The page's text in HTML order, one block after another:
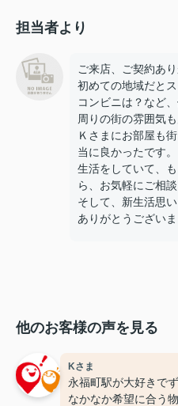
担当者より
ご来店、ご契約あ
初めての地域だと
コンビニは？など
周りの街の雰囲気
Ｋさまにお部屋も
当に良かったです。
生活をしていて、
ら、お気軽にご相
そして、新生活思
ありがとうございま
他のお客様の声を見る
Kさま
永福町駅が大好きで
なかなか希望に合う